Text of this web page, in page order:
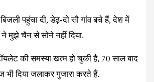
पहुंचा दी, डेढ़-दो सौ गांव बचे हैं, देश में
मुझे चैन से सोने नहीं दिया.
की समस्या खत्म हो चुकी है, 70 साल बाद
भी दिया जलाकर गुजारा करते हैं.